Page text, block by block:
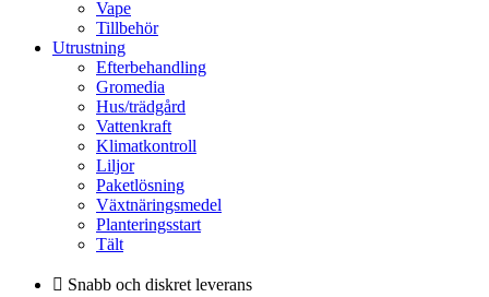
Vape
Tillbehör
Utrustning
Efterbehandling
Gromedia
Hus/trädgård
Vattenkraft
Klimatkontroll
Liljor
Paketlösning
Växtnäringsmedel
Planteringsstart
Tält
Snabb och diskret leverans